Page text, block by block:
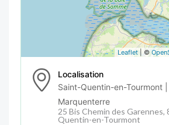
Leaflet | ©
Localisation
Saint-Quentin-en-Tourmont
Marquenterre
25 Bis Chemin des Garennes,
Quentin-en-Tourmont